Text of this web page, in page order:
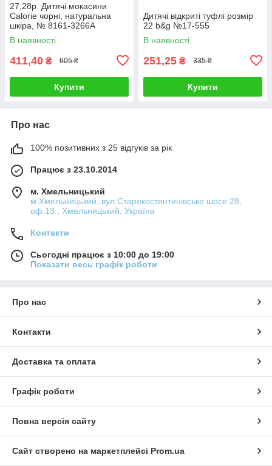
27,28р. Дитячі мокасини
Calorie чорні, натуральна
шкіра, № 8161-3266А
В наявності
411,40 ₴ 605 ₴
Купити
Дитячі відкриті туфлі розмір
22 b&g №17-555
В наявності
251,25 ₴ 335 ₴
Купити
Про нас
100% позитивних з 25 відгуків за рік
Працює з 23.10.2014
м. Хмельницький
м.Хмельницький, вул.Старокостянтинівське шосе 28,
оф.13., Хмельницький, Україна
Контакти
Сьогодні працює з 10:00 до 19:00
Показати весь графік роботи
Про нас
Контакти
Доставка та оплата
Графік роботи
Повна версія сайту
Сайт створено на маркетплейсі Prom.ua